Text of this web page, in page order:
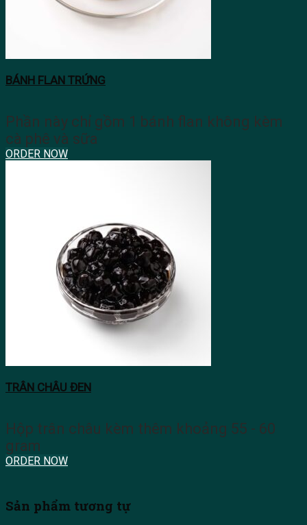
BÁNH FLAN TRỨNG
Phần này chỉ gồm 1 bánh flan không kèm
cà phê và sữa
ORDER NOW
TRÂN CHÂU ĐEN
Hộp trân châu kèm thêm khoảng 55 - 60
gram
ORDER NOW
Sản phẩm tương tự